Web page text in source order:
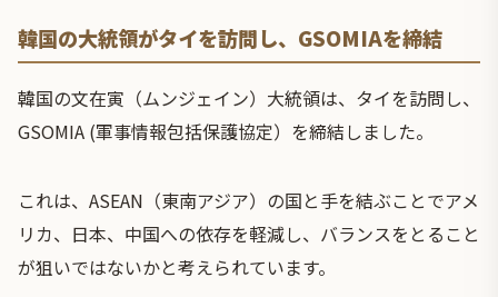
韓国の大統領がタイを訪問し、GSOMIAを締結
韓国の文在寅（ムンジェイン）大統領は、タイを訪問し、
GSOMIA (軍事情報包括保護協定）を締結しました。
これは、ASEAN（東南アジア）の国と手を結ぶことでアメ
リカ、日本、中国への依存を軽減し、バランスをとること
が狙いではないかと考えられています。